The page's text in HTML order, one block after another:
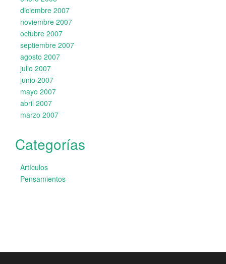
diciembre 2007
noviembre 2007
octubre 2007
septiembre 2007
agosto 2007
julio 2007
junio 2007
mayo 2007
abril 2007
marzo 2007
Categorías
Artículos
Pensamientos